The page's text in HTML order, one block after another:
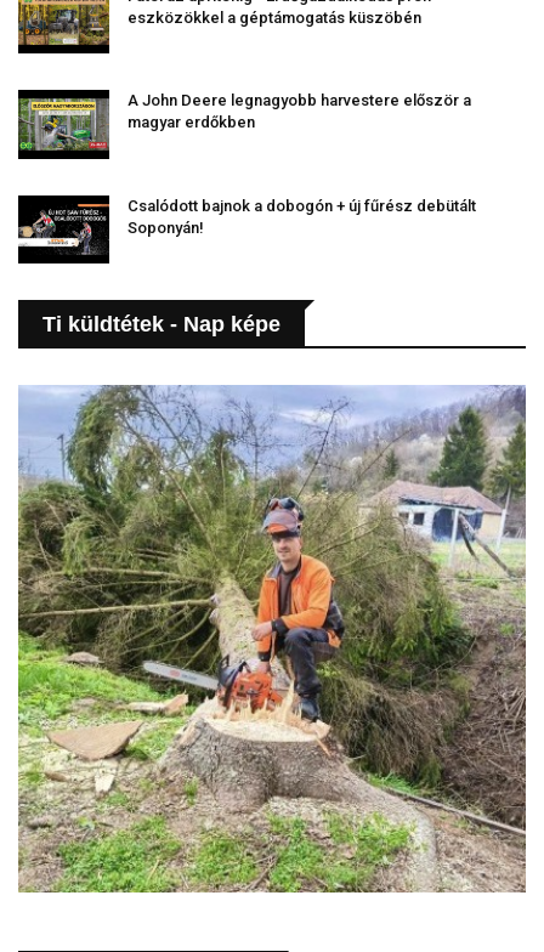
eszközökkel a géptámogatás küszöbén
A John Deere legnagyobb harvestere először a
magyar erdőkben
Csalódott bajnok a dobogón + új fűrész debütált
Soponyán!
Ti küldtétek - Nap képe